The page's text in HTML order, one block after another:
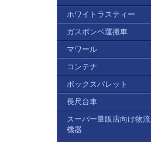
ホワイトラスティー
ガスボンベ運搬車
マワール
コンテナ
ボックスパレット
長尺台車
スーパー量販店向け物流
機器